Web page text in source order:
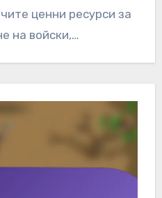
ценни ресурси за
на войски,…